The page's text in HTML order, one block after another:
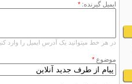
ایمیل گیرنده: *
در هر خط میتوانید یک آدرس ایمیل را وارد
موضوع *